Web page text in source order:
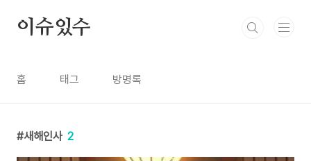
이슈있수
홈 태그 방명록
새해인사 2